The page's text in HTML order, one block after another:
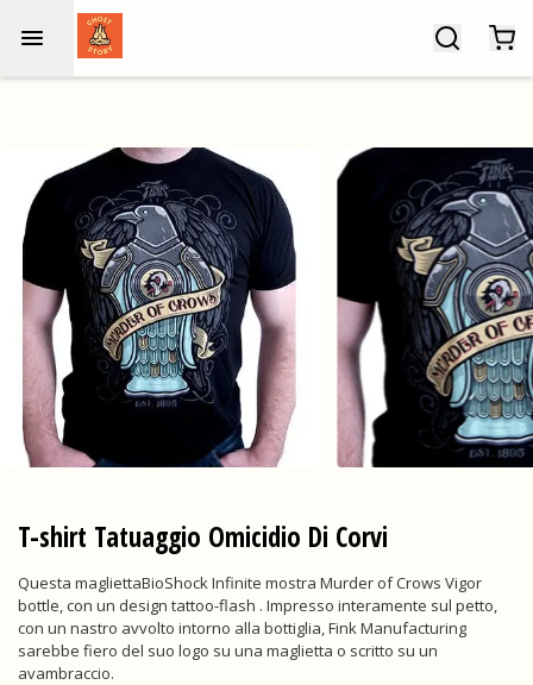
T-shirt Tatuaggio Omicidio Di Corvi
Questa magliettaBioShock Infinite mostra Murder of Crows Vigor
bottle, con un design tattoo-flash . Impresso interamente sul petto,
con un nastro avvolto intorno alla bottiglia, Fink Manufacturing
sarebbe fiero del suo logo su una maglietta o scritto su un
avambraccio.